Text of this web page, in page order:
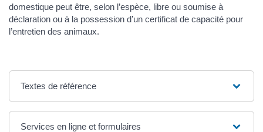
domestique peut être, selon l’espèce, libre ou soumise à
déclaration ou à la possession d’un certificat de capacité pour
l’entretien des animaux.
Textes de référence
Services en ligne et formulaires